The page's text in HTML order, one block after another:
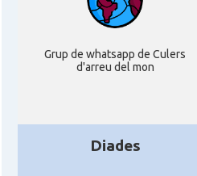
Grup de whatsapp de Culers
d'arreu del mon
Diades